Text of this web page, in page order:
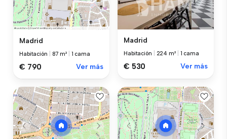
Madrid
Habitación 87 m² 1 cama
€ 790 Ver más
Madrid
Habitación 224 m² 1 cama
€ 530 Ver más